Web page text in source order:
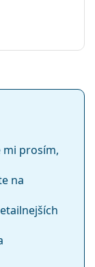
mi prosím,
na